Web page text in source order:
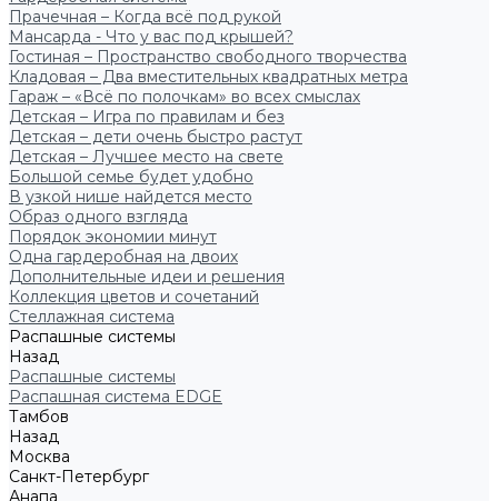
Прачечная – Когда всё под рукой
Мансарда - Что у вас под крышей?
Гостиная – Пространство свободного творчества
Кладовая – Два вместительных квадратных метра
Гараж – «Всё по полочкам» во всех смыслах
Детская – Игра по правилам и без
Детская – дети очень быстро растут
Детская – Лучшее место на свете
Большой семье будет удобно
В узкой нише найдется место
Образ одного взгляда
Порядок экономии минут
Одна гардеробная на двоих
Дополнительные идеи и решения
Коллекция цветов и сочетаний
Стеллажная система
Распашные системы
Назад
Распашные системы
Распашная система EDGE
Тамбов
Назад
Москва
Санкт-Петербург
Анапа